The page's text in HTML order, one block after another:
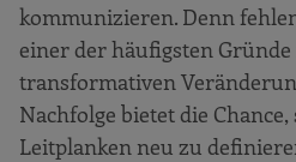
kommunizieren. Denn
einer der häufigsten
transformativen
Nachfolge bietet die
Leitplanken neu zu